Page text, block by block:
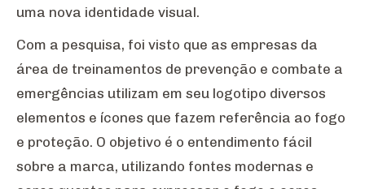
uma nova identidade visual.
Com a pesquisa, foi visto que as empresas da
área de treinamentos de prevenção e combate a
emergências utilizam em seu logotipo diversos
elementos e ícones que fazem referência ao fogo
e proteção. O objetivo é o entendimento fácil
sobre a marca, utilizando fontes modernas e